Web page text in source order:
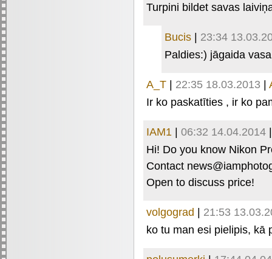
Turpini bildet savas
Bucis | 23:34
Paldies:) jāgaida
A_T | 22:35 18.03.2013 |
Ir ko paskatīties , ir ko
IAM1 | 06:32 14.04.2014
Hi! Do you know Nikon
Contact
Open to discuss price!
volgograd | 21:53
ko tu man esi pielipis, kā